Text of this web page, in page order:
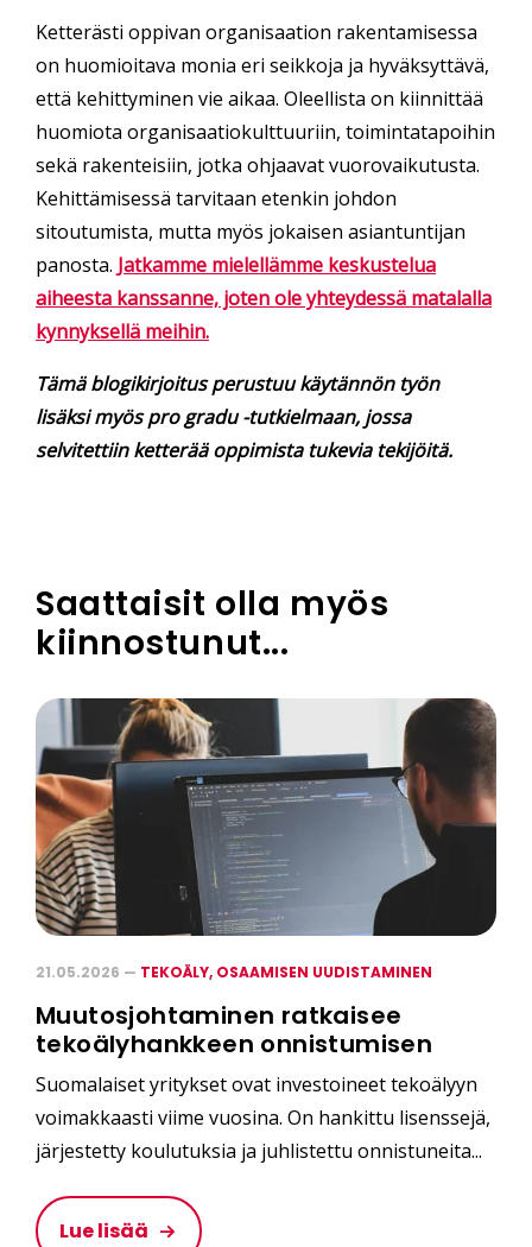
Ketterästi oppivan organisaation rakentamisessa
on huomioitava monia eri seikkoja ja hyväksyttävä,
että kehittyminen vie aikaa. Oleellista on kiinnittää
huomiota organisaatiokulttuuriin, toimintatapoihin
sekä rakenteisiin, jotka ohjaavat vuorovaikutusta.
Kehittämisessä tarvitaan etenkin johdon
sitoutumista, mutta myös jokaisen asiantuntijan
panosta. Jatkamme mielellämme keskustelua
aiheesta kanssanne, joten ole yhteydessä matalalla
kynnyksellä meihin.
Tämä blogikirjoitus perustuu käytännön työn
lisäksi myös pro gradu -tutkielmaan, jossa
selvitettiin ketterää oppimista tukevia tekijöitä.
Saattaisit olla myös
kiinnostunut...
21.05.2026 — TEKOÄLY, OSAAMISEN UUDISTAMINEN
Muutosjohtaminen ratkaisee
tekoälyhankkeen onnistumisen
Suomalaiset yritykset ovat investoineet tekoälyyn
voimakkaasti viime vuosina. On hankittu lisenssejä,
järjestetty koulutuksia ja juhlistettu onnistuneita...
Lue lisää